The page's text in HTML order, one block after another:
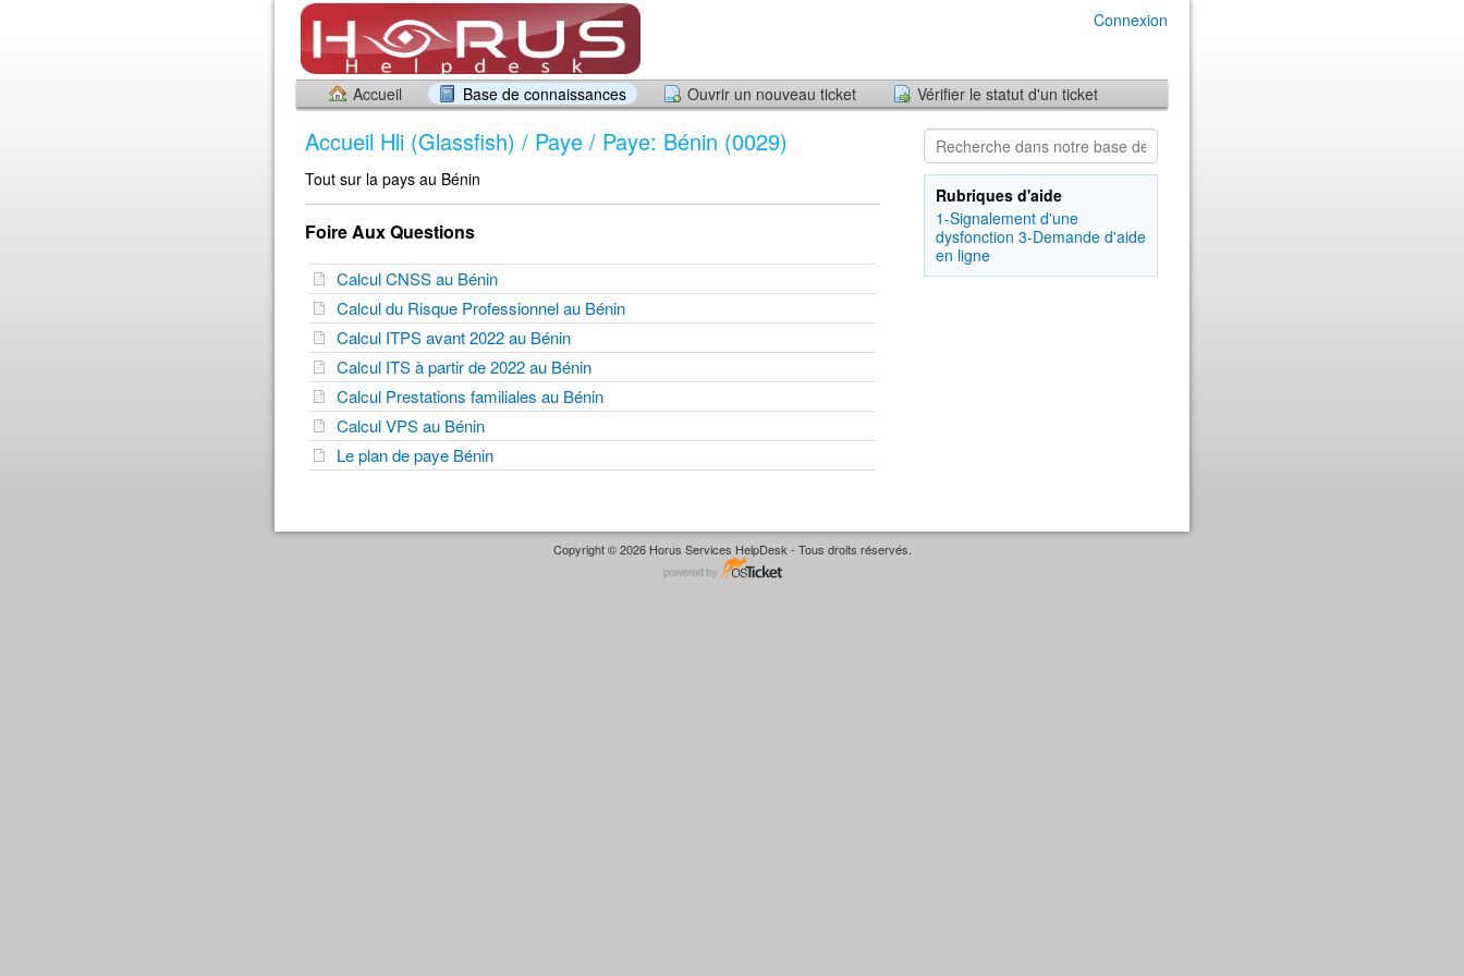
Connexion
Accueil Base de connaissances Ouvrir un nouveau ticket Vérifier le statut d'un ticket
Accueil Hli (Glassfish) / Paye / Paye: Bénin (0029)
Tout sur la pays au Bénin
Foire Aux Questions
Calcul CNSS au Bénin
Calcul du Risque Professionnel au Bénin
Calcul ITPS avant 2022 au Bénin
Calcul ITS à partir de 2022 au Bénin
Calcul Prestations familiales au Bénin
Calcul VPS au Bénin
Le plan de paye Bénin
Rubriques d'aide
1-Signalement d'une
dysfonction 3-Demande d'aide
en ligne
Copyright © 2026 Horus Services HelpDesk - Tous droits réservés.